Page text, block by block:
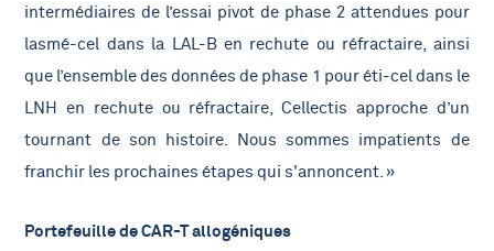
intermédiaires de l’essai pivot de phase 2 attendues pour
lasmé-cel dans la LAL-B en rechute ou réfractaire, ainsi
que l’ensemble des données de phase 1 pour éti-cel dans le
LNH en rechute ou réfractaire, Cellectis approche d’un
tournant de son histoire. Nous sommes impatients de
franchir les prochaines étapes qui s'annoncent. »
Portefeuille de CAR-T allogéniques